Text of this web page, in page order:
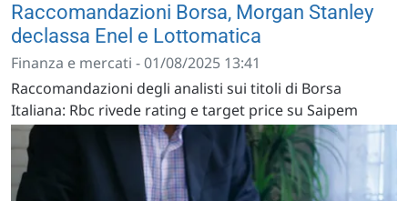
Raccomandazioni Borsa, Morgan Stanley
declassa Enel e Lottomatica
Finanza e mercati - 01/08/2025 13:41
Raccomandazioni degli analisti sui titoli di Borsa
Italiana: Rbc rivede rating e target price su Saipem